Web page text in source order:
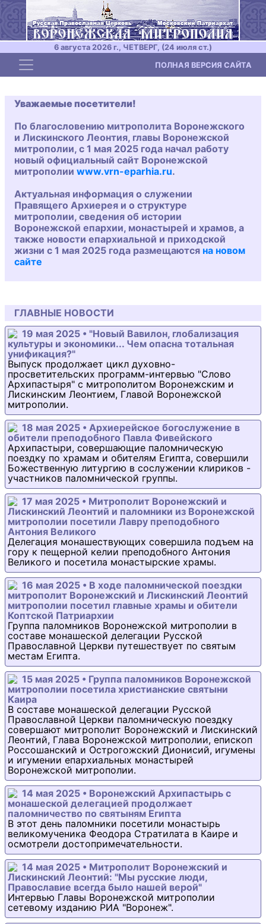
6 августа 2026 г., ЧЕТВЕРГ, (24 июля ст.)
Toggle navigation ПОЛНАЯ ВЕРСИЯ САЙТА
Уважаемые посетители!
По благословению митрополита Воронежского
и Лискинского Леонтия, главы Воронежской
митрополии, с 1 мая 2025 года начал работу
новый официальный сайт Воронежской
митрополии www.vrn-eparhia.ru.
Актуальная информация о служении
Правящего Архиерея и о структуре
митрополии, сведения об истории
Воронежской епархии, монастырей и храмов, а
также новости епархиальной и приходской
жизни с 1 мая 2025 года размещаются на новом
сайте
ГЛАВНЫЕ НОВОСТИ
19 мая 2025 • "Новый Вавилон, глобализация
культуры и экономики... Чем опасна тотальная
унификация?"
Выпуск продолжает цикл духовно-
просветительских программ-интервью "Слово
Архипастыря" с митрополитом Воронежским и
Лискинским Леонтием, Главой Воронежской
митрополии.
18 мая 2025 • Архиерейское богослужение в
обители преподобного Павла Фивейского
Архипастыри, совершающие паломническую
поездку по храмам и обителям Египта, совершили
Божественную литургию в сослужении клириков -
участников паломнической группы.
17 мая 2025 • Митрополит Воронежский и
Лискинский Леонтий и паломники из Воронежской
митрополии посетили Лавру преподобного
Антония Великого
Делегация монашествующих совершила подъем на
гору к пещерной келии преподобного Антония
Великого и посетила монастырские храмы.
16 мая 2025 • В ходе паломнической поездки
митрополит Воронежский и Лискинский Леонтий
митрополии посетил главные храмы и обители
Коптской Патриархии
Группа паломников Воронежской митрополии в
составе монашеской делегации Русской
Православной Церкви путешествует по святым
местам Египта.
15 мая 2025 • Группа паломников Воронежской
митрополии посетила христианские святыни
Каира
В составе монашеской делегации Русской
Православной Церкви паломническую поездку
совершают митрополит Воронежский и Лискинский
Леонтий, Глава Воронежской митрополии, епископ
Россошанский и Острогожский Дионисий, игумены
и игумении епархиальных монастырей
Воронежской митрополии.
14 мая 2025 • Воронежский Архипастырь с
монашеской делегацией продолжает
паломничество по святыням Египта
В этот день паломники посетили монастырь
великомученика Феодора Стратилата в Каире и
осмотрели достопримечательности.
14 мая 2025 • Митрополит Воронежский и
Лискинский Леонтий: "Мы русские люди,
Православие всегда было нашей верой"
Интервью Главы Воронежской митрополии
сетевому изданию РИА "Воронеж".